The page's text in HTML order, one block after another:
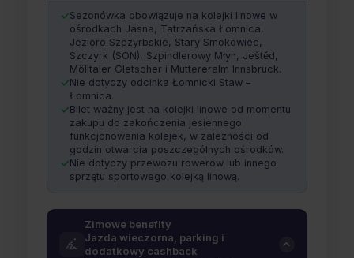
narciarskiego!
Sezonówka obowiązuje na kolejki linowe w
ośrodkach Jasna, Tatrzańska Łomnica,
Jezioro Szczyrbskie, Stary Smokowiec,
Szczyrk (SON), Szpindlerowy Młyn, Ještěd,
Mölltaler Gletscher i Muttereralm Innsbruck.
Nie dotyczy odcinka Łomnicki Staw –
Łomnica.
Bilet ważny jest na kolejki linowe od momentu
zakupu do zakończenia jesiennego
funkcjonowania kolejek, w zależności od
godzin otwarcia poszczególnych ośrodków.
Nie dotyczy przewozu rowerów lub innego
sprzętu sportowego kolejką linową.
Zimowe benefity
Jazda wieczorna, parking i
dodatkowy cashback